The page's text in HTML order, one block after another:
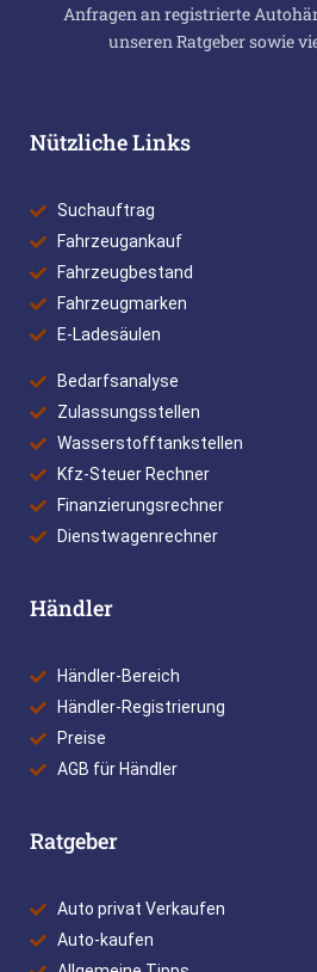
Anfragen an registrierte
unseren Ratgeber sowie
Nützliche Links
Suchauftrag
Fahrzeugankauf
Fahrzeugbestand
Fahrzeugmarken
E-Ladesäulen
Bedarfsanalyse
Zulassungsstellen
Wasserstofftankstellen
Kfz-Steuer Rechner
Finanzierungsrechner
Dienstwagenrechner
Händler
Händler-Bereich
Händler-Registrierung
Preise
AGB für Händler
Ratgeber
Auto privat Verkaufen
Auto-kaufen